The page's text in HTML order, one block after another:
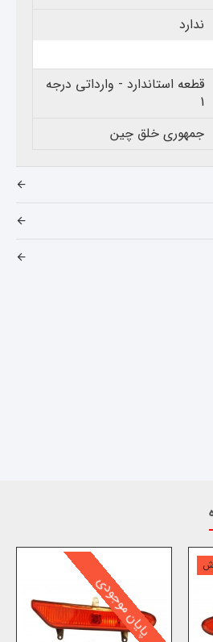
ندارد
قطعه استاندارد - وارداتی درجه
1
جمهوری خلق چین
پایان موجودی